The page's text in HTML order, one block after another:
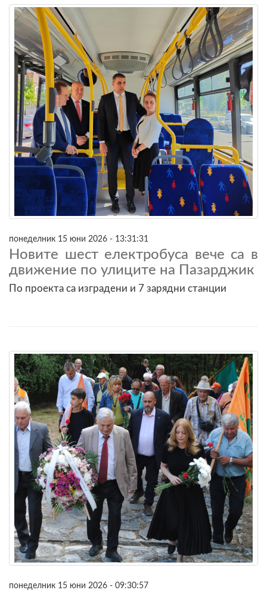
понеделник 15 юни 2026 - 13:31:31
Новите шест електробуса вече са в
движение по улиците на Пазарджик
По проекта са изградени и 7 зарядни станции
понеделник 15 юни 2026 - 09:30:57